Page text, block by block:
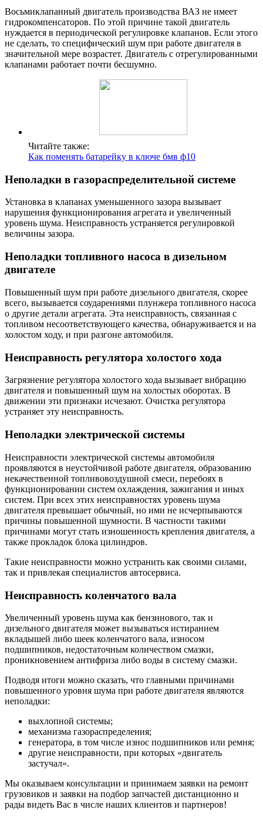
Восьмиклапанный двигатель производства ВАЗ не имеет
гидрокомпенсаторов. По этой причине такой двигатель
нуждается в периодической регулировке клапанов. Если этого
не сделать, то специфический шум при работе двигателя в
значительной мере возрастет. Двигатель с отрегулированными
клапанами работает почти бесшумно.
Читайте также:
Как поменять батарейку в ключе бмв ф10
Неполадки в газораспределительной системе
Установка в клапанах уменьшенного зазора вызывает
нарушения функционирования агрегата и увеличенный
уровень шума. Неисправность устраняется регулировкой
величины зазора.
Неполадки топливного насоса в дизельном
двигателе
Повышенный шум при работе дизельного двигателя, скорее
всего, вызывается соударениями плунжера топливного насоса
о другие детали агрегата. Эта неисправность, связанная с
топливом несоответствующего качества, обнаруживается и на
холостом ходу, и при разгоне автомобиля.
Неисправность регулятора холостого хода
Загрязнение регулятора холостого хода вызывает вибрацию
двигателя и повышенный шум на холостых оборотах. В
движении эти признаки исчезают. Очистка регулятора
устраняет эту неисправность.
Неполадки электрической системы
Неисправности электрической системы автомобиля
проявляются в неустойчивой работе двигателя, образованию
некачественной топливовоздушной смеси, перебоях в
функционировании систем охлаждения, зажигания и иных
систем. При всех этих неисправностях уровень шума
двигателя превышает обычный, но ими не исчерпываются
причины повышенной шумности. В частности такими
причинами могут стать изношенность крепления двигателя, а
также прокладок блока цилиндров.
Такие неисправности можно устранить как своими силами,
так и привлекая специалистов автосервиса.
Неисправность коленчатого вала
Увеличенный уровень шума как бензинового, так и
дизельного двигателя может вызываться истиранием
вкладышей либо шеек коленчатого вала, износом
подшипников, недостаточным количеством смазки,
проникновением антифриза либо воды в систему смазки.
Подводя итоги можно сказать, что главными причинами
повышенного уровня шума при работе двигателя являются
неполадки:
выхлопной системы;
механизма газораспределения;
генератора, в том числе износ подшипников или ремня;
другие неисправности, при которых «двигатель
застучал».
Мы оказываем консультации и принимаем заявки на ремонт
грузовиков и заявки на подбор запчастей дистанционно и
рады видеть Вас в числе наших клиентов и партнеров!